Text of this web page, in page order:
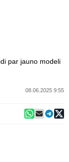
par jauno modeli
08.06.2025 9:55